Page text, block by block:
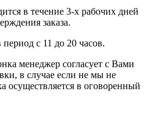
в течение 3-х рабочих дней
заказа.
период с 11 до 20 часов.
менеджер согласует с Вами
в случае если не мы не
осуществляется в оговоренный